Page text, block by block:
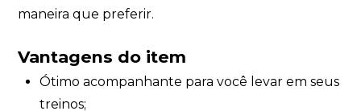
maneira que preferir.
Vantagens do item
Ótimo acompanhante para você levar em seus
treinos;